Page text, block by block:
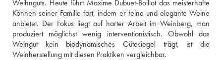
Weihnguts. Heute führt Maxime Dubuet-Boillot das meisterhafte
Können seiner Familie fort, indem er feine und elegante Weine
anbietet. Der Fokus liegt auf harter Arbeit im Weinberg, man
produziert möglichst wenig interventionistisch. Obwohl das
Weingut kein biodynamisches Gütesiegel trägt, ist die
Weinherstellung mit diesen Praktiken vergleichbar.